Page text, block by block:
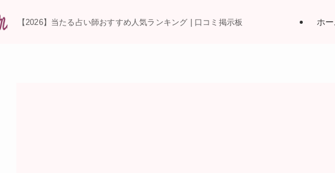
【2026】当たる占い師おすすめ人気ランキング | 口コミ掲示板 ホ